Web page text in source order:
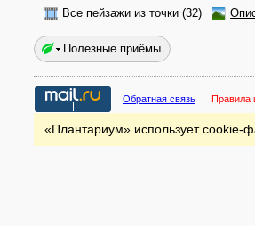
Все пейзажи из точки (32)
Полезные приёмы
Обратная связь Правила
«Плантариум» использует cookie-